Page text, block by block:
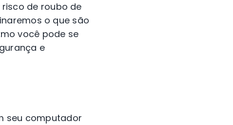
de roubo de
o que são
você pode se
e
seu computador